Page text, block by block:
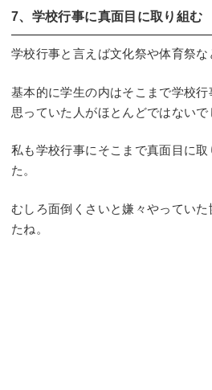
7、学校行事に真面目に取り組む
学校行事と言えば文化祭や体育祭な
基本的に学生の内はそこまで学校
思っていた人がほとんどではないで
私も学校行事にそこまで真面目に
た。
むしろ面倒くさいと嫌々やってい
たね。